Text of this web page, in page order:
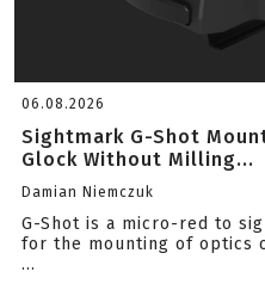
06.08.2026
Sightmark G-Shot
Glock Without Milling...
Damian Niemczuk
G-Shot is a micro-red to
for the mounting of optics
...